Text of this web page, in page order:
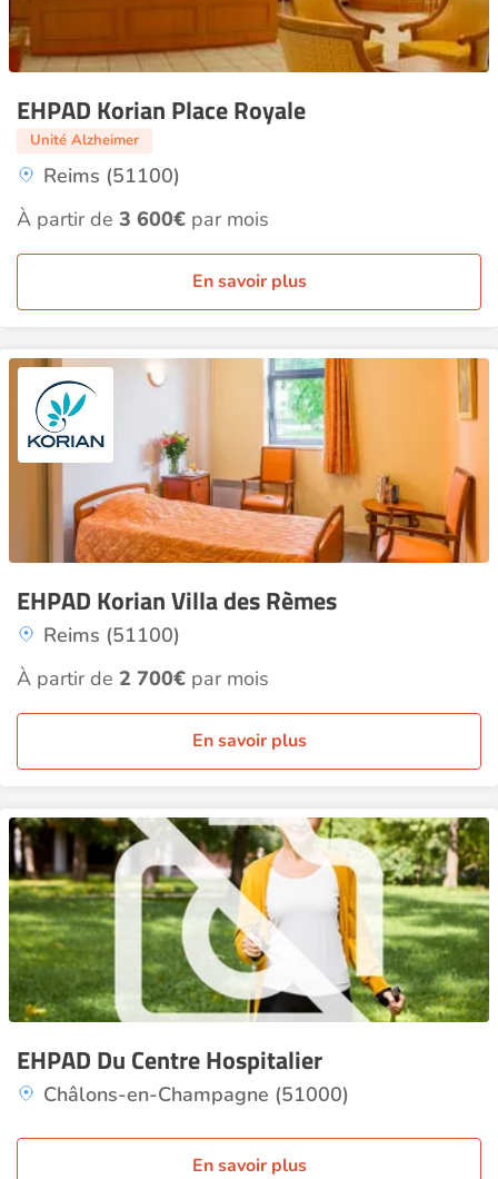
EHPAD Korian Place Royale
Unité Alzheimer
Reims (51100)
À partir de 3 600€ par mois
En savoir plus
EHPAD Korian Villa des Rèmes
Reims (51100)
À partir de 2 700€ par mois
En savoir plus
EHPAD Du Centre Hospitalier
Châlons-en-Champagne (51000)
En savoir plus